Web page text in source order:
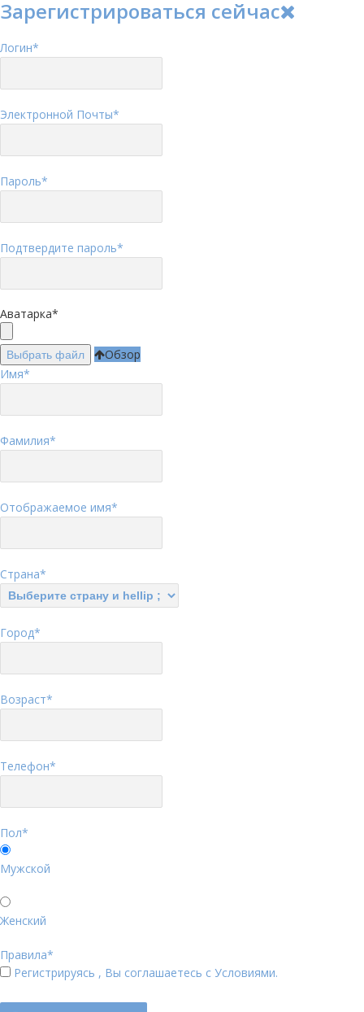
Зарегистрироваться сейчас
Логин*
Электронной Почты*
Пароль*
Подтвердите пароль*
Аватарка*
Выбрать файл
Обзор
Имя*
Фамилия*
Отображаемое имя*
Страна*
Город*
Возраст*
Телефон*
Пол*
Мужской
Женский
Правила*
Регистрируясь , Вы соглашаетесь с Условиями.